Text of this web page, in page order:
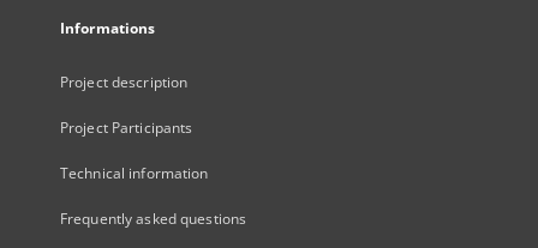
Informations
Project description
Project Participants
Technical information
Frequently asked questions